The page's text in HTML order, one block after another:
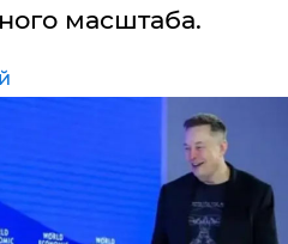
масштаба.